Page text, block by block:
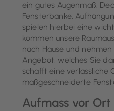
ein gutes Augenmaß.
Fensterbänke,
spielen hierbei eine
kommen unsere
nach Hause und
Angebot, welches Sie
schafft eine verlässliche
maßgeschneiderte
Aufmass vor Ort